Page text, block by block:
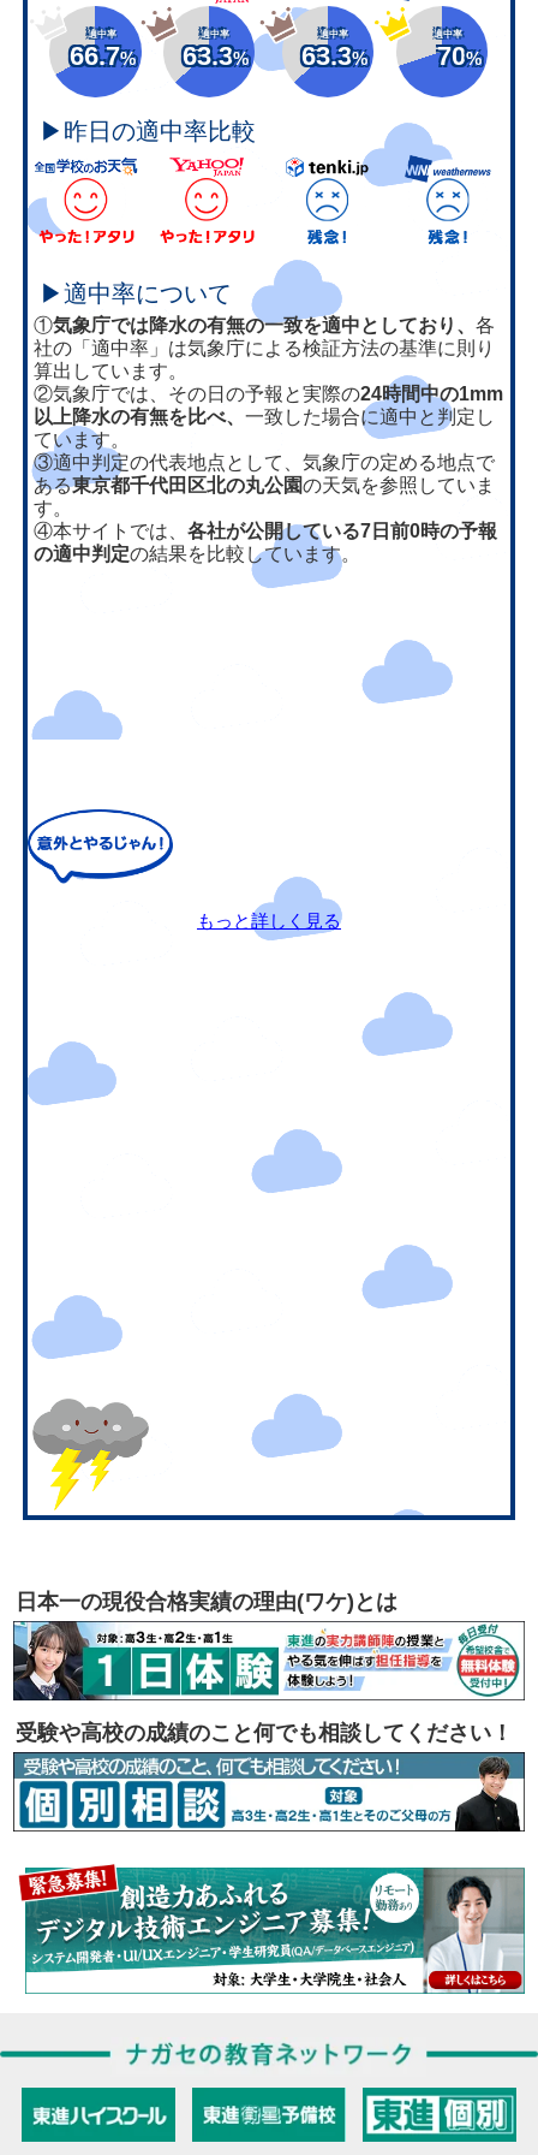
適中率
66.7%
適中率
63.3%
適中率
63.3%
適中率
70%
▶昨日の適中率比較
▶適中率について
①気象庁では降水の有無の一致を適中としており、各
社の「適中率」は気象庁による検証方法の基準に則り
算出しています。
②気象庁では、その日の予報と実際の24時間中の1mm
以上降水の有無を比べ、一致した場合に適中と判定し
ています。
③適中判定の代表地点として、気象庁の定める地点で
ある東京都千代田区北の丸公園の天気を参照していま
す。
④本サイトでは、各社が公開している7日前0時の予報
の適中判定の結果を比較しています。
もっと詳しく見る
日本一の現役合格実績の理由(ワケ)とは
受験や高校の成績のこと何でも相談してください！